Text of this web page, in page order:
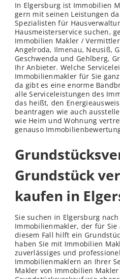
In Elgersburg ist Immobilien
gern mit seinen Leistungen
Spezialisten für
Hausmeisterservice suchen,
Immobilien Makler /
Angelroda, Ilmenau, Neusiß,
Geschwenda und Gehlberg,
Ihr Anbieter. Welche
Immobilienmakler für Sie
da gibt es eine enorme
alle Serviceleistungen des
das heißt, den
beantragen wie auch
wie Heim und Wohnung
genauso
Grundstück
kaufen in
Sie suchen in Elgersburg
Immobilienmakler, der für
diesem Fall hilft ein
haben Sie mit Immobilien
zuverlässiges und
Immobilienmaklern an Ihrer
Makler von Immobilien